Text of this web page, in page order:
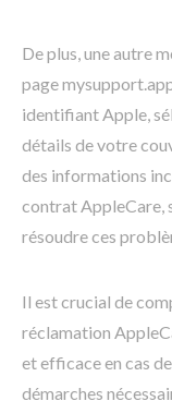
De plus, une autre
page
identifiant Apple,
détails de votre
des informations
contrat AppleCare,
résoudre ces
Il est crucial de
réclamation
et efficace en cas
démarches